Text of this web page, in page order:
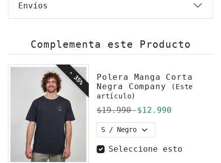
Envíos
Complementa este Producto
- 35%
Polera Manga Corta
Negra Company
(Este
artículo)
Precio regular
$19.990Precio de
$12.990
Seleccione esto